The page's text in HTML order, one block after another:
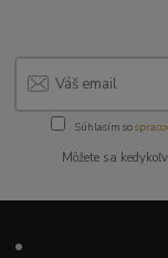
Súhlasím so
Môžete sa
•